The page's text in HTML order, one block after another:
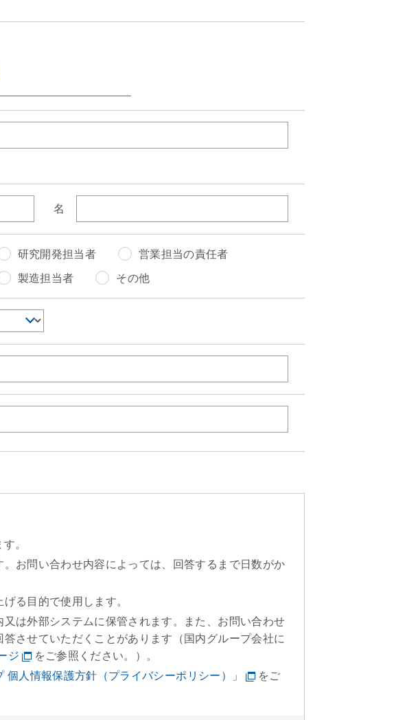
名
研究開発担当者 営業担当の責任者
製造担当者 その他
。
お問い合わせ内容によっては、回答するまで日数がか
る目的で使用します。
は外部システムに保管されます。また、お問い合わせ
させていただくことがあります（国内グループ会社に
ジ
をご参照ください。）。
個人情報保護方針（プライバシーポリシー）」
をご